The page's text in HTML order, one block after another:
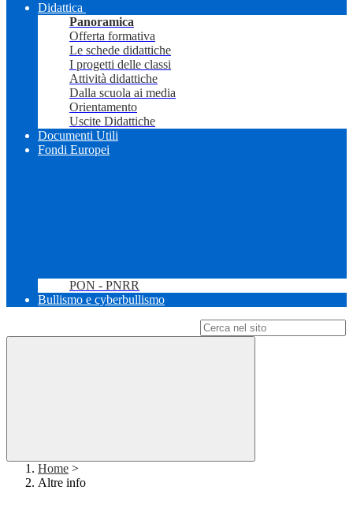
Didattica
Panoramica
Offerta formativa
Le schede didattiche
I progetti delle classi
Attività didattiche
Dalla scuola ai media
Orientamento
Uscite Didattiche
Documenti Utili
Fondi Europei
PON - PNRR
Bullismo e cyberbullismo
Home >
Altre info